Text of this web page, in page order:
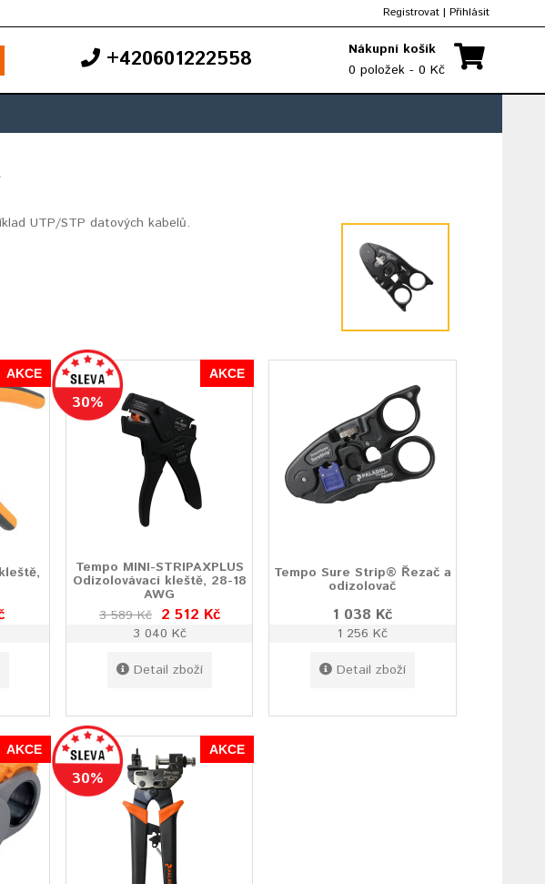
Registrovat | Přihlásit
+420601222558
Nákupní košík
0 položek - 0 Kč
UTP/STP datových kabelů.
AKCE
30%
AKCE
Tempo MINI-STRIPAXPLUS
Odizolovávací kleště, 28-18
AWG
3 589 Kč 2 512 Kč
3 040 Kč
Detail zboží
Tempo Sure Strip® Řezač a
odizolovač
1 038 Kč
1 256 Kč
Detail zboží
AKCE
30%
AKCE